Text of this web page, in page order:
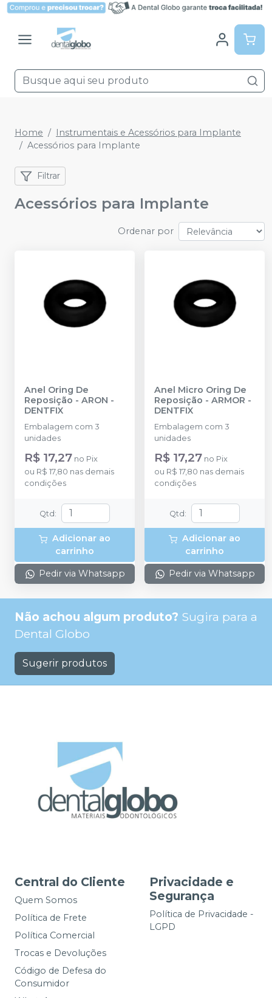
Home
Instrumentais e Acessórios para Implante
Acessórios para Implante
Filtrar
Acessórios para Implante
Ordenar por
Anel Oring De
Reposição - ARON -
DENTFIX
Embalagem com 3
unidades
R$ 17,27 no Pix
ou R$ 17,80 nas demais
condições
Qtd :
Adicionar ao
carrinho
Pedir via Whatsapp
Anel Micro Oring De
Reposição - ARMOR -
DENTFIX
Embalagem com 3
unidades
R$ 17,27 no Pix
ou R$ 17,80 nas demais
condições
Qtd :
Adicionar ao
carrinho
Pedir via Whatsapp
Não achou algum produto? Sugira para a
Dental Globo
Sugerir produtos
Central do Cliente
Quem Somos
Política de Frete
Política Comercial
Trocas e Devoluções
Código de Defesa do
Consumidor
Privacidade e
Segurança
Política de Privacidade -
LGPD